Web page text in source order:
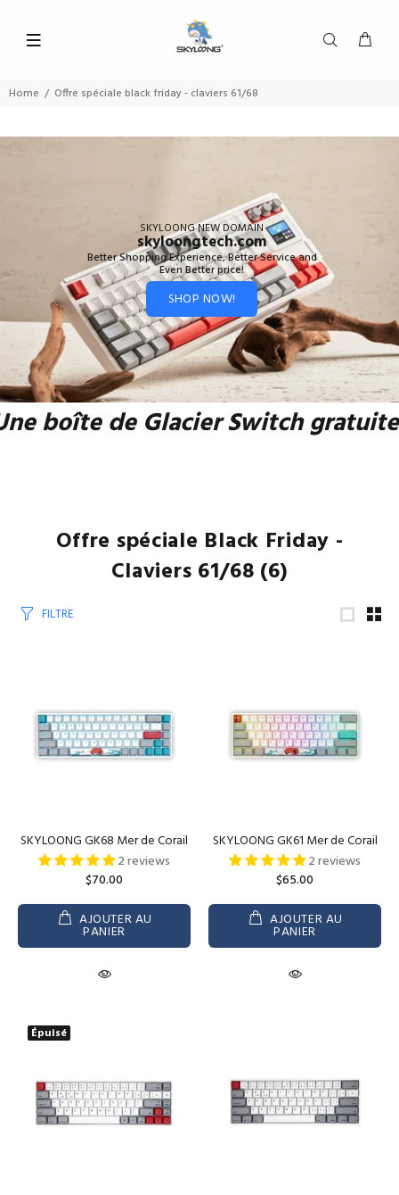
Home Offre spéciale black friday - claviers 61/68
SKYLOONG NEW DOMAIN
skyloongtech.com
Better Shopping Experience, Better Service and
Even Better price!
SHOP NOW!
boîte de Glacier Switch gratuite
Offre spéciale Black Friday -
Claviers 61/68 (6)
FILTRE
SKYLOONG GK68 Mer de Corail
2 reviews
$70.00
AJOUTER AU
PANIER
SKYLOONG GK61 Mer de Corail
2 reviews
$65.00
AJOUTER AU
PANIER
Épuisé